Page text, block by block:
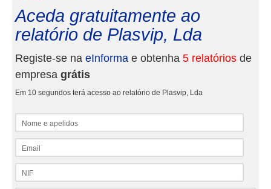
Aceda gratuitamente ao
relatório de Plasvip, Lda
Registe-se na eInforma e obtenha 5 relatórios de
empresa grátis
Em 10 segundos terá acesso ao relatório de Plasvip, Lda